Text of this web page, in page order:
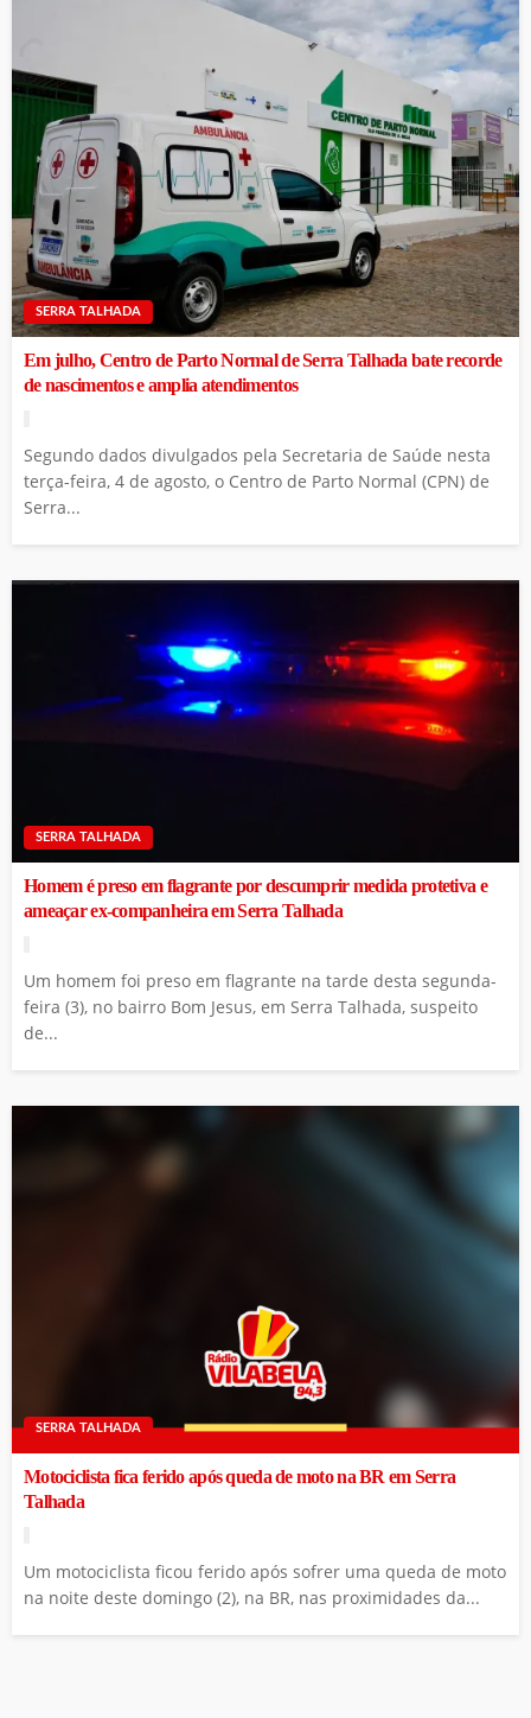
SERRA TALHADA
Em julho, Centro de Parto Normal de Serra Talhada bate recorde
de nascimentos e amplia atendimentos
Segundo dados divulgados pela Secretaria de Saúde nesta
terça-feira, 4 de agosto, o Centro de Parto Normal (CPN) de
Serra...
SERRA TALHADA
Homem é preso em flagrante por descumprir medida protetiva e
ameaçar ex-companheira em Serra Talhada
Um homem foi preso em flagrante na tarde desta segunda-
feira (3), no bairro Bom Jesus, em Serra Talhada, suspeito
de...
SERRA TALHADA
Motociclista fica ferido após queda de moto na BR em Serra
Talhada
Um motociclista ficou ferido após sofrer uma queda de moto
na noite deste domingo (2), na BR, nas proximidades da...